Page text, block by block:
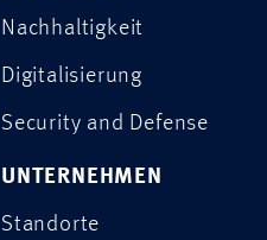
Nachhaltigkeit
Digitalisierung
Security and Defense
UNTERNEHMEN
Standorte